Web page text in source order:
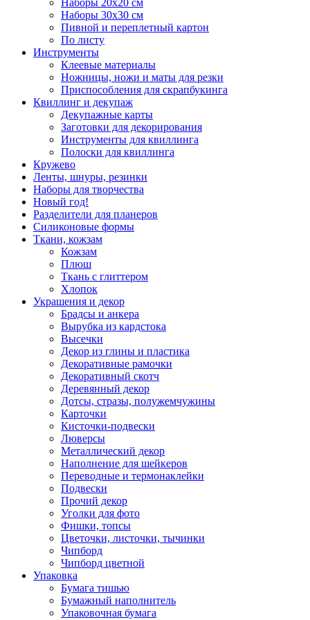
Наборы 20х20 см
Наборы 30х30 см
Пивной и переплетный картон
По листу
Инструменты
Клеевые материалы
Ножницы, ножи и маты для резки
Приспособления для скрапбукинга
Квиллинг и декупаж
Декупажные карты
Заготовки для декорирования
Инструменты для квиллинга
Полоски для квиллинга
Кружево
Ленты, шнуры, резинки
Наборы для творчества
Новый год!
Разделители для планеров
Силиконовые формы
Ткани, кожзам
Кожзам
Плюш
Ткань с глиттером
Хлопок
Украшения и декор
Брадсы и анкера
Вырубка из кардстока
Высечки
Декор из глины и пластика
Декоративные рамочки
Декоративный скотч
Деревянный декор
Дотсы, стразы, полужемчужины
Карточки
Кисточки-подвески
Люверсы
Металлический декор
Наполнение для шейкеров
Переводные и термонаклейки
Подвески
Прочий декор
Уголки для фото
Фишки, топсы
Цветочки, листочки, тычинки
Чипборд
Чипборд цветной
Упаковка
Бумага тишью
Бумажный наполнитель
Упаковочная бумага